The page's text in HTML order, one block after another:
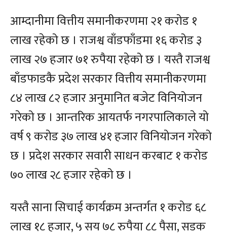
आम्दानीमा वित्तीय समानीकरणमा २१ करोड १
लाख रहेको छ । राजश्व वाँडफाँडमा १६ करोड ३
लाख २७ हजार ७१ रुपैया रहेको छ । यस्तै राजश्व
बाँडफाडकै प्रदेश सरकार वित्तीय समानीकरणमा
८४ लाख ८२ हजार अनुमानित बजेट विनियोजन
गरेको छ । आन्तरिक आयतर्फ नगरपालिकाले यो
वर्ष ९ करोड ३७ लाख ४१ हजार विनियोजन गरेको
छ । प्रदेश सरकार सवारी साधन करबाट १ करोड
७० लाख २८ हजार रहेको छ ।
यस्तै साना सिचाई कार्यक्रम अन्तर्गत १ करोड ६८
लाख १८ हजार, ५ सय ७८ रुपैया ८८ पैसा, सडक